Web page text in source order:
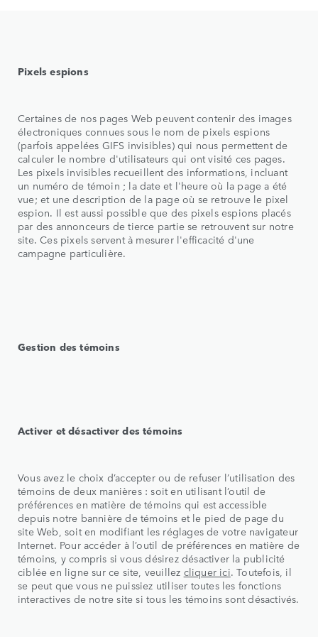
Pixels espions
Certaines de nos pages Web peuvent contenir des images
électroniques connues sous le nom de pixels espions
(parfois appelées GIFS invisibles) qui nous permettent de
calculer le nombre d'utilisateurs qui ont visité ces pages.
Les pixels invisibles recueillent des informations, incluant
un numéro de témoin ; la date et l'heure où la page a été
vue; et une description de la page où se retrouve le pixel
espion. Il est aussi possible que des pixels espions placés
par des annonceurs de tierce partie se retrouvent sur notre
site. Ces pixels servent à mesurer l'efficacité d'une
campagne particulière.
Gestion des témoins
Activer et désactiver des témoins
Vous avez le choix d’accepter ou de refuser l’utilisation des
témoins de deux manières : soit en utilisant l’outil de
préférences en matière de témoins qui est accessible
depuis notre bannière de témoins et le pied de page du
site Web, soit en modifiant les réglages de votre navigateur
Internet. Pour accéder à l’outil de préférences en matière de
témoins, y compris si vous désirez désactiver la publicité
ciblée en ligne sur ce site, veuillez cliquer ici. Toutefois, il
se peut que vous ne puissiez utiliser toutes les fonctions
interactives de notre site si tous les témoins sont désactivés.